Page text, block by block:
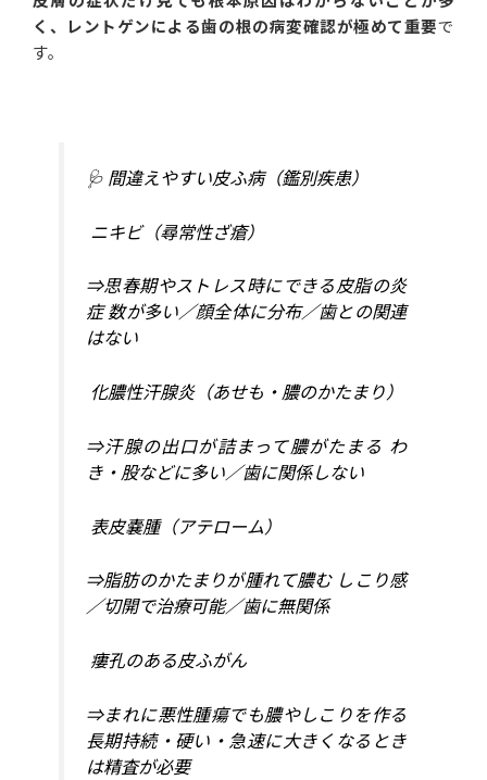
く、レントゲンによる歯の根の病変確認が極めて重要で
す。
🩺 間違えやすい皮ふ病（鑑別疾患）
ニキビ（尋常性ざ瘡）
⇒思春期やストレス時にできる皮脂の炎
症 数が多い／顔全体に分布／歯との関連
はない
化膿性汗腺炎（あせも・膿のかたまり）
⇒汗腺の出口が詰まって膿がたまる わ
き・股などに多い／歯に関係しない
表皮嚢腫（アテローム）
⇒脂肪のかたまりが腫れて膿む しこり感
／切開で治療可能／歯に無関係
瘻孔のある皮ふがん
⇒まれに悪性腫瘍でも膿やしこりを作る
長期持続・硬い・急速に大きくなるとき
は精査が必要